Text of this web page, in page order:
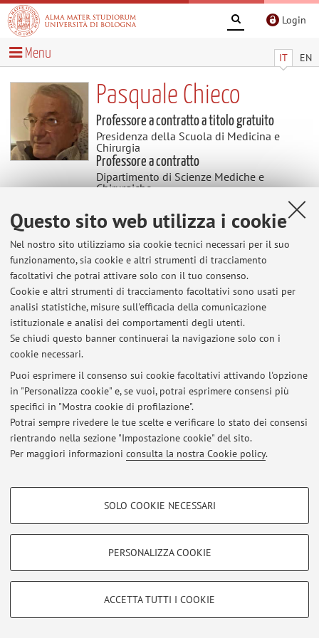
Questo sito web utilizza i cookie
Nel nostro sito utilizziamo sia cookie tecnici necessari per il suo
funzionamento, sia cookie e altri strumenti di tracciamento
facoltativi che potrai attivare solo con il tuo consenso.
Cookie e altri strumenti di tracciamento facoltativi sono usati per
analisi statistiche, misure sull'efficacia della comunicazione
istituzionale e analisi dei comportamenti degli utenti.
Se chiudi questo banner continuerai la navigazione solo con i
cookie necessari.
Puoi esprimere il consenso sui cookie facoltativi attivando l'opzione
in "Personalizza cookie" e, se vuoi, potrai esprimere consensi più
specifici in "Mostra cookie di profilazione".
Potrai sempre rivedere le tue scelte e verificare lo stato dei consensi
rientrando nella sezione "Impostazione cookie" del sito.
Per maggiori informazioni consulta la nostra Cookie policy.
COOKIE DI PROFILAZIONE - FACOLTATIVI
COOKIE TECNICI - NECESSARI
Si tratta di cookie tecnici utilizzati, a titolo esemplificativo, per il corretto
SOLO COOKIE NECESSARI
PERSONALIZZA COOKIE
ACCETTA TUTTI I COOKIE
Login
IT EN
Menu
Pasquale Chieco
Professore a contratto a titolo gratuito
Presidenza della Scuola di Medicina e
Chirurgia
Professore a contratto
Dipartimento di Scienze Mediche e
Chirurgiche
Temi di ricerca
Parole chiave: Carcinogenesi, tossicologia, istochimica
citometria
Al momento non sono presenti avvisi.
Area riservata
© 2026 - ALMA MATER STUDIORUM - Università di Bologna - Via
| Note legali|Impostazioni Cookie